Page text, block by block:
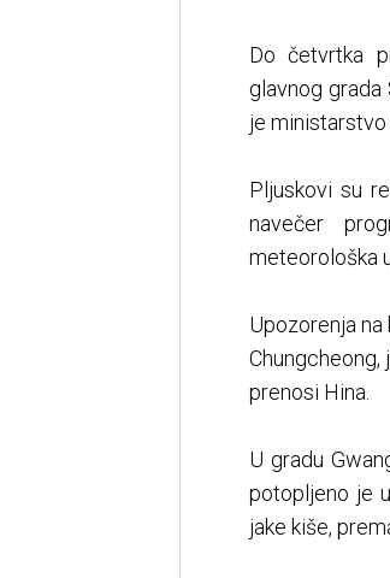
Do četvrtka
glavnog
je ministarstvo
Pljuskovi su
navečer
meteorološka
Upozorenja
Chungcheong,
prenosi Hina.
U gradu
potopljeno je
jake kiše,